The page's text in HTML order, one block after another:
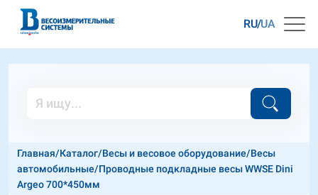
RU UA
Главная/Каталог/Весы и весовое оборудование/Весы
автомобильные/Проводные подкладные весы WWSЕ Dini
Argeo 700*450мм